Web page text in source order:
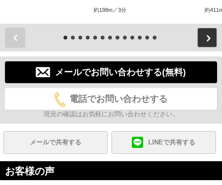
約198m／3分 約
メールでお問い合わせする(無料)
電話でお問い合わせする
現況の確認はお気軽にお問い合わせください。
メールで共有する LINEで共有する
お客様の声